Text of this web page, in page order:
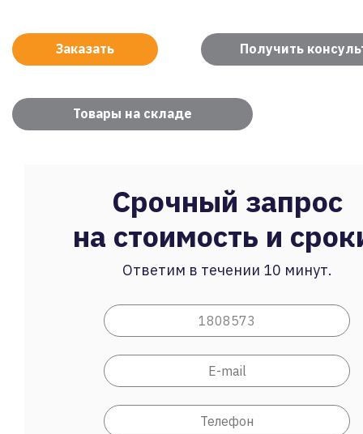
Заказать Получить
Товары на складе
Срочный запрос
на стоимость и
Ответим в течении 10 минут.